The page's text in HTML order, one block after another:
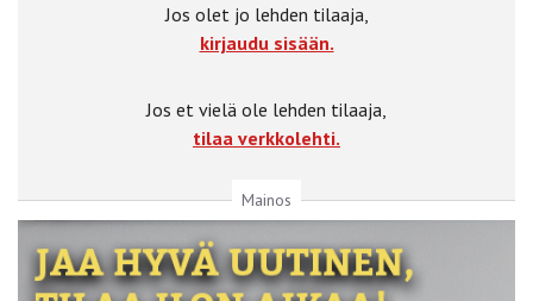
Jos olet jo lehden tilaaja,
kirjaudu sisään.
Jos et vielä ole lehden tilaaja,
tilaa verkkolehti.
Mainos